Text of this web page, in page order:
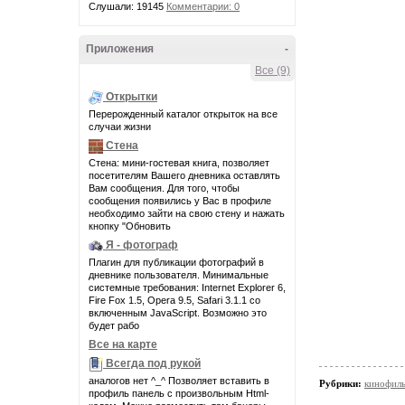
Слушали: 19145 Комментарии: 0
-
Приложения
Все (9)
Открытки
Перерожденный каталог открыток на все
случаи жизни
Стена
Стена: мини-гостевая книга, позволяет
посетителям Вашего дневника оставлять
Вам сообщения. Для того, чтобы
сообщения появились у Вас в профиле
необходимо зайти на свою стену и нажать
кнопку "Обновить
Я - фотограф
Плагин для публикации фотографий в
дневнике пользователя. Минимальные
системные требования: Internet Explorer 6,
Fire Fox 1.5, Opera 9.5, Safari 3.1.1 со
включенным JavaScript. Возможно это
будет рабо
Все на карте
Всегда под рукой
аналогов нет ^_^ Позволяет вставить в
профиль панель с произвольным Html-
Рубрики: